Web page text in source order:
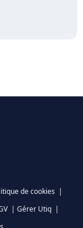
de cookies |
| Gérer Utiq |